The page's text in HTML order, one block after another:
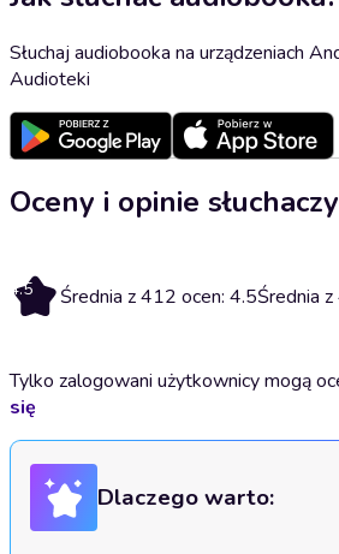
Słuchaj audiobooka na urządzeniach
Audioteki
Oceny i opinie słuchaczy
4.5 Średnia z 412 ocen: 4.5Średnia
Tylko zalogowani użytkownicy mogą
się
Dlaczego warto: